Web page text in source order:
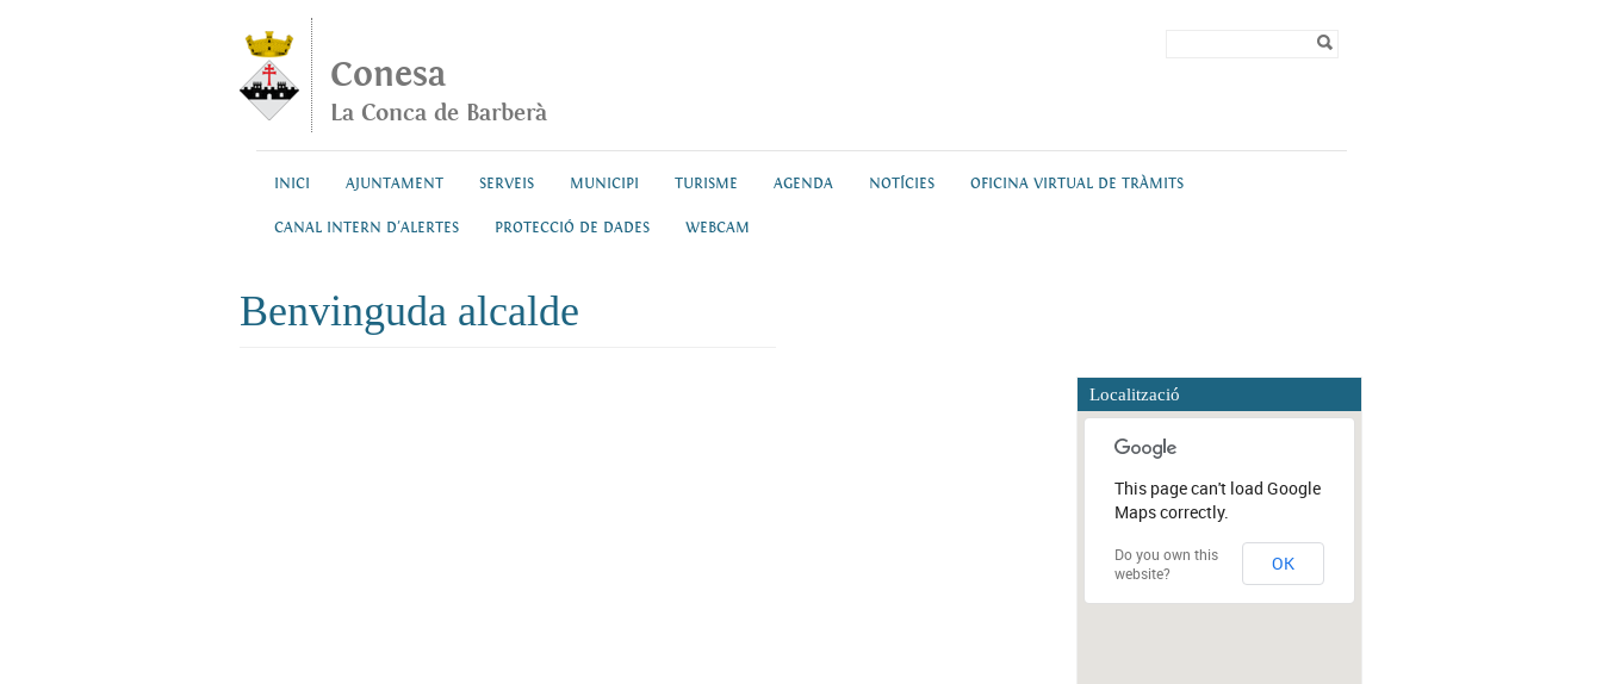
Conesa
La Conca de Barberà
INICI AJUNTAMENT SERVEIS MUNICIPI TURISME AGENDA NOTÍCIES OFICINA VIRTUAL DE TRÀMITS
CANAL INTERN D'ALERTES PROTECCIÓ DE DADES WEBCAM
Localització
This page can't load Google
Maps correctly.
Do you own this
website?
OK
Benvinguda alcalde